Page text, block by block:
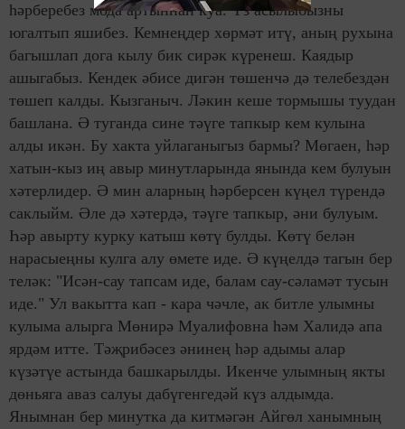
һәрберебез мода артыннан куа. Үз асылыбызны
югалтып яшибез. Кемнеңдер хөрмәт итү, аның рухына
багышлап дога кылу бик сирәк күренеш. Каядыр
ашыгабыз. Кендек әбисе дигән төшенчә дә телебездән
төшеп калды. Кызганыч. Ләкин кеше тормышы туудан
башлана. Ә туганда сине тәүге тапкыр кем кулына
алды икән. Бу хакта уйлаганыгыз бармы? Мөгаен, һәр
хатын-кыз иң авыр минутларында янында кем булуын
хәтерлидер. Ә мин аларның һәрберсен күңел түрендә
саклыйм. Әле дә хәтердә, тәүге тапкыр, әни булуым.
Һәр авырту курку катыш көтү булды. Көтү белән
нарасыеңны кулга алу өмете иде. Ә күңелдә тагын бер
теләк: "Исән-сау тапсам иде, балам сау-сәламәт тусын
иде." Ул вакытта кап - кара чәчле, ак битле улымны
кулыма алырга Мөнирә Муалифовна һәм Халидә апа
ярдәм итте. Тәҗрибәсез әнинең һәр адымы алар
күзәтүе астында башкарылды. Икенче улымның якты
дөньяга аваз салуы дабүгенгедәй күз алдымда.
Янымнан бер минутка да китмәгән Айгөл ханымның